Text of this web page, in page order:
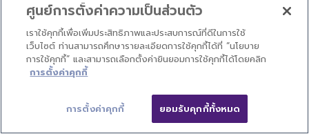
ศูนย์การตั้งค่าความเป็นส่วนตัว
เราใช้คุกกี้เพื่อเพิ่มประสิทธิภาพและประสบการณ์ที่ดีในการใช้
เว็บไซต์ ท่านสามารถศึกษารายละเอียดการใช้คุกกี้ได้ที่ “นโยบาย
การใช้คุกกี้” และสามารถเลือกตั้งค่ายินยอมการใช้คุกกี้ได้โดยคลิก
การตั้งค่าคุกกี้
การตั้งค่าคุกกี้ ยอมรับคุกกี้ทั้งหมด